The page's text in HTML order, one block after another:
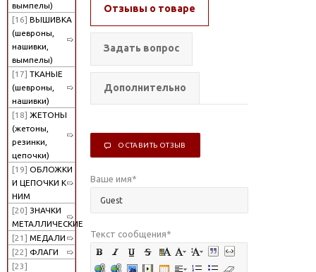
вымпелы)
[16] ВЫШИВКА
(шевроны,
нашивки,
вымпелы)
[17] ТКАНЫЕ
(шевроны,
нашивки)
[18] ЖЕТОНЫ
(жетоны,
резинки,
цепочки)
[19] ОБЛОЖКИ
И ЦЕПОЧКИ К
НИМ
[20] ЗНАЧКИ
МЕТАЛЛИЧЕСКИЕ
[21] МЕДАЛИ
[22] ФЛАГИ
[23]
Отзывы о товаре
Задать вопрос
Дополнительно
ОСТАВИТЬ ОТЗЫВ
Ваше имя*
Текст сообщения*